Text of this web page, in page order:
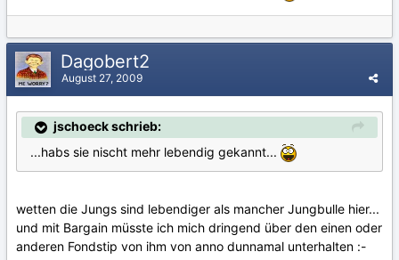
Dagobert2
August 27, 2009
jschoeck schrieb:
...habs sie nischt mehr lebendig gekannt...
wetten die Jungs sind lebendiger als mancher Jungbulle hier...
und mit Bargain müsste ich mich dringend über den einen oder
anderen Fondstip von ihm von anno dunnamal unterhalten :-